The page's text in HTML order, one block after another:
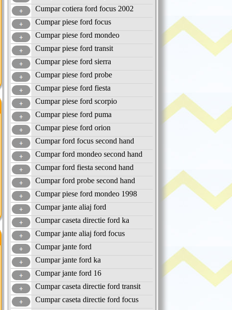
Cumpar cotiera ford focus 2002
Cumpar piese ford focus
Cumpar piese ford mondeo
Cumpar piese ford transit
Cumpar piese ford sierra
Cumpar piese ford probe
Cumpar piese ford fiesta
Cumpar piese ford scorpio
Cumpar piese ford puma
Cumpar piese ford orion
Cumpar ford focus second hand
Cumpar ford mondeo second hand
Cumpar ford fiesta second hand
Cumpar ford probe second hand
Cumpar piese ford mondeo 1998
Cumpar jante aliaj ford
Cumpar caseta directie ford ka
Cumpar jante aliaj ford focus
Cumpar jante ford
Cumpar jante ford ka
Cumpar jante ford 16
Cumpar caseta directie ford transit
Cumpar caseta directie ford focus